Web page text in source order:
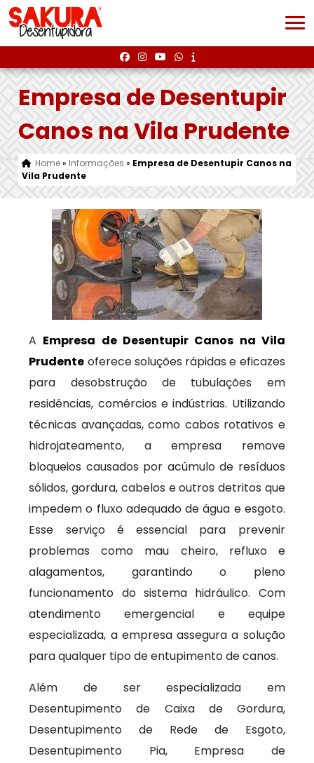
Empresa de Desentupir
Canos na Vila Prudente
Home» Informações » Empresa de Desentupir Canos na
Vila Prudente
A Empresa de Desentupir Canos na Vila
Prudente oferece soluções rápidas e eficazes
para desobstrução de tubulações em
residências, comércios e indústrias. Utilizando
técnicas avançadas, como cabos rotativos e
hidrojateamento, a empresa remove
bloqueios causados por acúmulo de resíduos
sólidos, gordura, cabelos e outros detritos que
impedem o fluxo adequado de água e esgoto.
Esse serviço é essencial para prevenir
problemas como mau cheiro, refluxo e
alagamentos, garantindo o pleno
funcionamento do sistema hidráulico. Com
atendimento emergencial e equipe
especializada, a empresa assegura a solução
para qualquer tipo de entupimento de canos.
Além de ser especializada em
Desentupimento de Caixa de Gordura,
Desentupimento de Rede de Esgoto,
Desentupimento Pia, Empresa de